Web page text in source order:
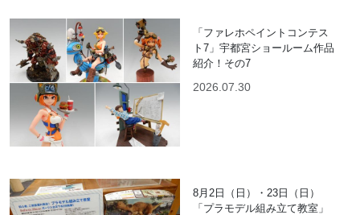
「ファレホペイントコンテス
ト7」宇都宮ショールーム作品
紹介！その7
2026.07.30
8月2日（日）・23日（日）
「プラモデル組み立て教室」